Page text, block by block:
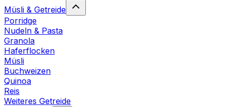
Müsli & Getreide
Porridge
Nudeln & Pasta
Granola
Haferflocken
Müsli
Buchweizen
Quinoa
Reis
Weiteres Getreide